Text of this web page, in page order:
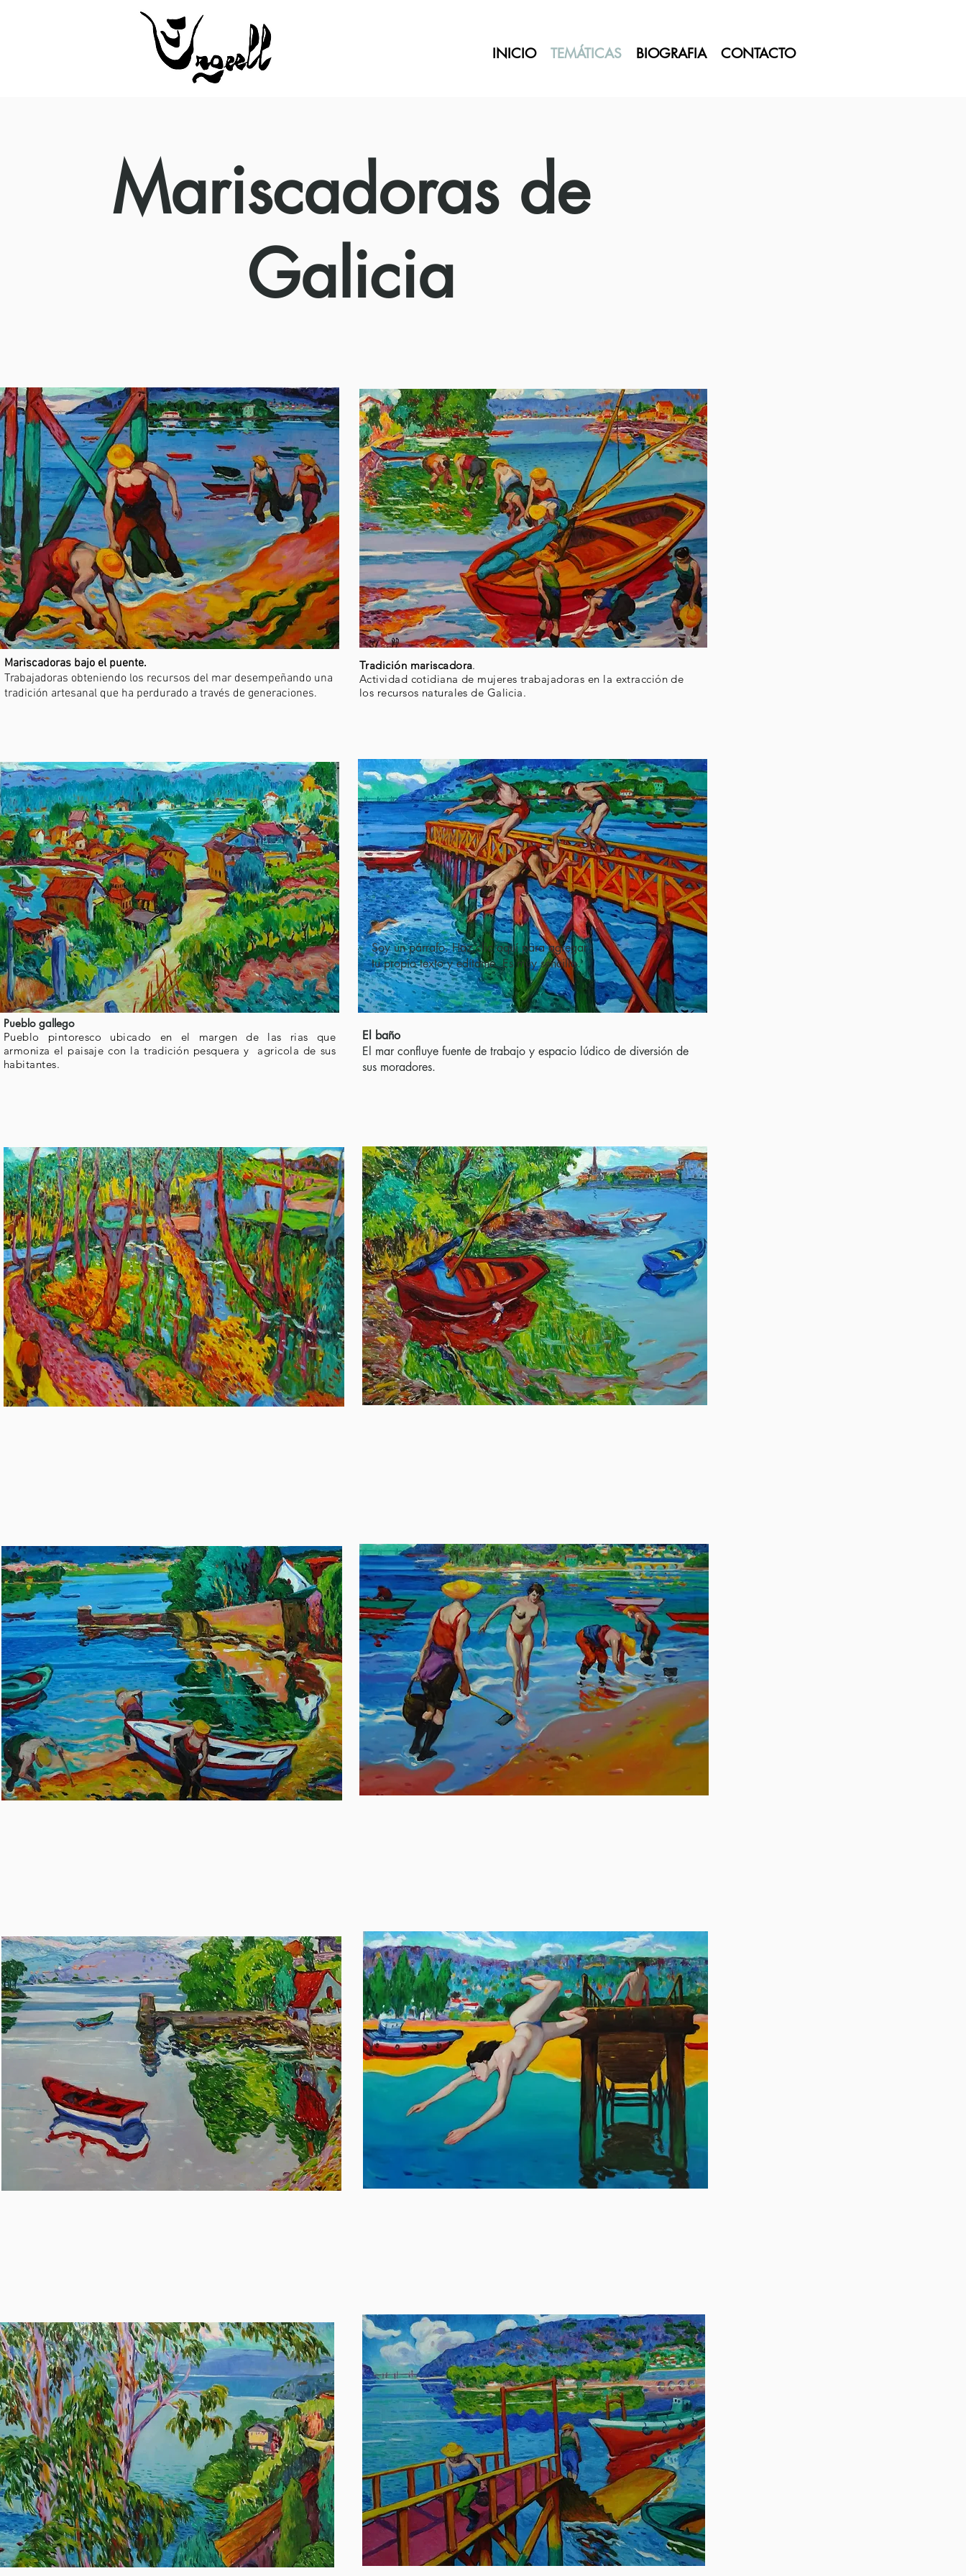
INICIO TEMÁTICAS BIOGRAFIA CONTACTO
Mariscadoras de
Galicia
Mariscadoras bajo el puente.
Trabajadoras obteniendo los recursos del mar desempeñando una
tradición artesanal que ha perdurado a través de generaciones.
Tradición mariscadora.
Actividad cotidiana de mujeres trabajadoras en la extracción de
los recursos naturales de Galicia.
Pueblo gallego
Pueblo pintoresco ubicado en el margen de las rias que
armoniza el paisaje con la tradición pesquera y agricola de sus
habitantes.
El baño
El mar confluye fuente de trabajo y espacio lúdico de diversión de
sus moradores.
Soy un párrafo. Haz clic aquí para agregar
tu propio texto y edítame. Es muy sencillo.